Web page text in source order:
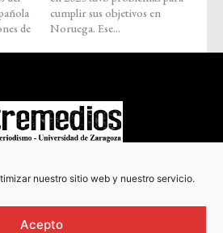
nuestro sitio web y nuestro servicio.
Acepto
de
en
Noruega. Ese...